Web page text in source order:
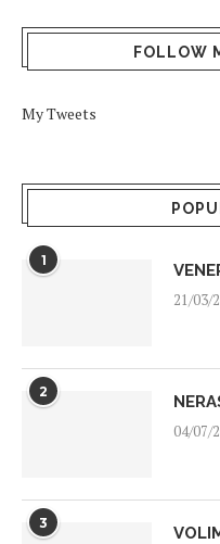
FOLLOW
My Tweets
1
21/03/
2
04/07/
3